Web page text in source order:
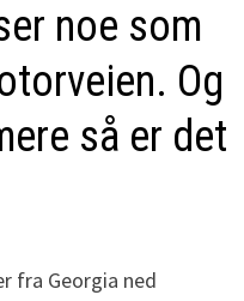
noe som
Og
så er det
fra Georgia ned